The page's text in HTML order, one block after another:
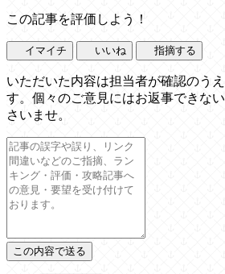
この記事を評価しよう！
イマイチ いいね 指摘する
いただいた内容は担当者が確認のう
す。個々のご意見にはお返事できな
さいませ。